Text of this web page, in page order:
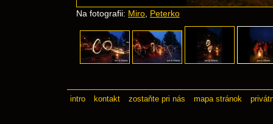
Na fotografii: Miro Peterko
intro kontakt zostaňte pri nás mapa stránok